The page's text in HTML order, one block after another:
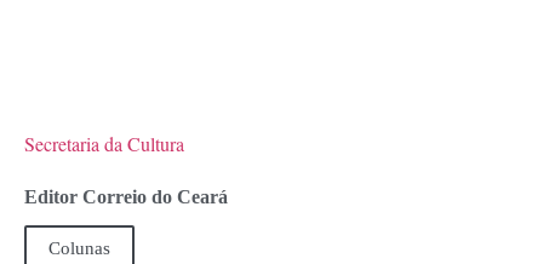
Secretaria da Cultura
Editor Correio do Ceará
Colunas